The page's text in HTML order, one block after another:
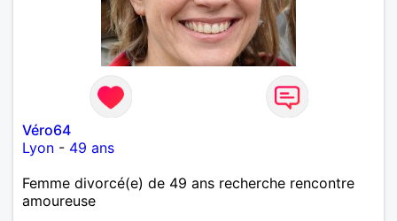
Véro64
Lyon - 49 ans
Femme divorcé(e) de 49 ans recherche rencontre
amoureuse